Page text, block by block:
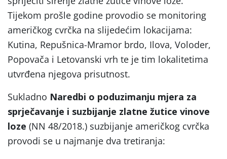
Tijekom prošle godine provodio se monitoring
američkog cvrčka na slijedećim lokacijama:
Kutina, Repušnica-Mramor brdo, Ilova, Voloder,
Popovača i Letovanski vrh te je tim lokalitetima
utvrđena njegova prisutnost.
Sukladno Naredbi o poduzimanju mjera za
sprječavanje i suzbijanje zlatne žutice vinove
loze (NN 48/2018.) suzbijanje američkog cvrčka
provodi se u najmanje dva tretiranja: